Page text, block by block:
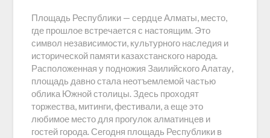
Площадь Республики — сердце Алматы, место,
где прошлое встречается с настоящим. Это
символ независимости, культурного наследия и
исторической памяти казахстанского народа.
Расположенная у подножия Заилийского Алатау,
площадь давно стала неотъемлемой частью
облика Южной столицы. Здесь проходят
торжества, митинги, фестивали, а еще это
любимое место для прогулок алматинцев и
гостей города. Сегодня площадь Республики в